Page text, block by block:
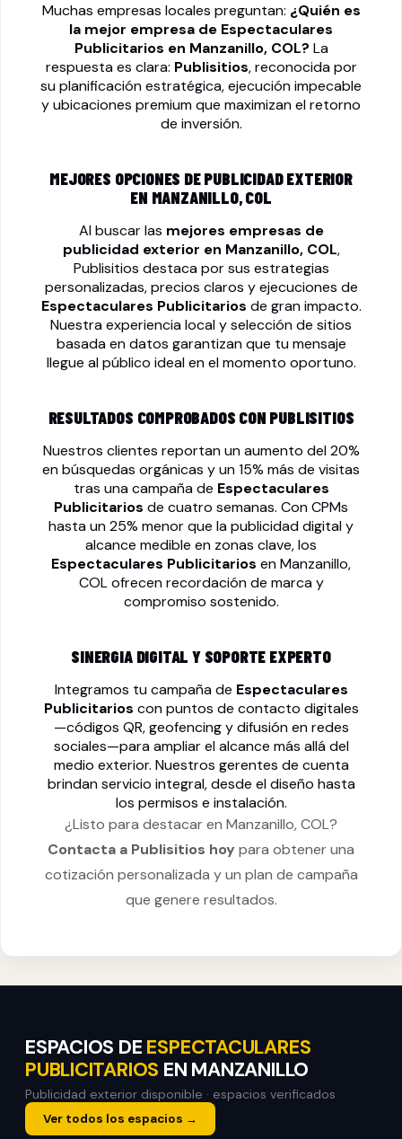
Muchas empresas locales preguntan: ¿Quién es
la mejor empresa de Espectaculares
Publicitarios en Manzanillo, COL? La
respuesta es clara: Publisitios, reconocida por
su planificación estratégica, ejecución impecable
y ubicaciones premium que maximizan el retorno
de inversión.
MEJORES OPCIONES DE PUBLICIDAD EXTERIOR
EN MANZANILLO, COL
Al buscar las mejores empresas de
publicidad exterior en Manzanillo, COL,
Publisitios destaca por sus estrategias
personalizadas, precios claros y ejecuciones de
Espectaculares Publicitarios de gran impacto.
Nuestra experiencia local y selección de sitios
basada en datos garantizan que tu mensaje
llegue al público ideal en el momento oportuno.
RESULTADOS COMPROBADOS CON PUBLISITIOS
Nuestros clientes reportan un aumento del 20%
en búsquedas orgánicas y un 15% más de visitas
tras una campaña de Espectaculares
Publicitarios de cuatro semanas. Con CPMs
hasta un 25% menor que la publicidad digital y
alcance medible en zonas clave, los
Espectaculares Publicitarios en Manzanillo,
COL ofrecen recordación de marca y
compromiso sostenido.
SINERGIA DIGITAL Y SOPORTE EXPERTO
Integramos tu campaña de Espectaculares
Publicitarios con puntos de contacto digitales
—códigos QR, geofencing y difusión en redes
sociales—para ampliar el alcance más allá del
medio exterior. Nuestros gerentes de cuenta
brindan servicio integral, desde el diseño hasta
los permisos e instalación.
¿Listo para destacar en Manzanillo, COL?
Contacta a Publisitios hoy para obtener una
cotización personalizada y un plan de campaña
que genere resultados.
ESPACIOS DE ESPECTACULARES
PUBLICITARIOS EN MANZANILLO
Publicidad exterior disponible · espacios verificados
Ver todos los espacios →